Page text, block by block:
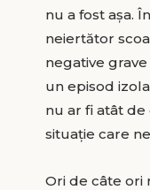
nu a fost așa.
neiertător
negative
un episod
nu ar fi atât de
situație care
Ori de câte ori